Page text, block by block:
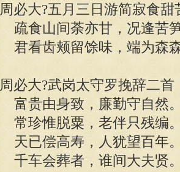
周必大?五月三日游简寂食
疏食山间荼亦甘，况逢苦
君看齿颊留馀味，端为森
周必大?武岗太守罗挽辞二首
富贵由身致，廉勤守自然
常珍惟脱粟，老伴只残编
天已偿高寿，人犹望百年
千车会葬者，谁间大夫贤